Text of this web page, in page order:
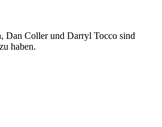
Dan Coller und Darryl Tocco sind
haben.